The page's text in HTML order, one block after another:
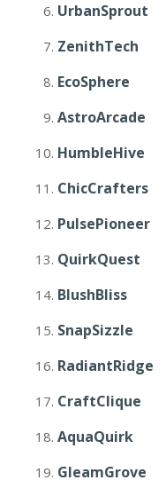
UrbanSprout
ZenithTech
EcoSphere
AstroArcade
HumbleHive
ChicCrafters
PulsePioneer
QuirkQuest
BlushBliss
SnapSizzle
RadiantRidge
CraftClique
AquaQuirk
GleamGrove